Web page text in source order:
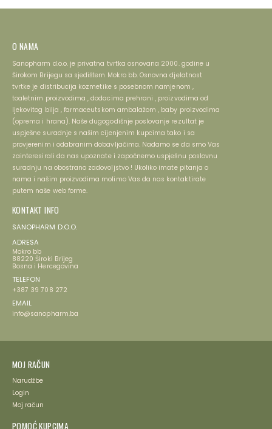
O NAMA
Sanopharm d.o.o. je privatna tvrtka osnovana 2000. godine u
Širokom Brijegu sa sjedištem Mokro bb. Osnovna djelatnost
tvrtke je distribucija kozmetike s posebnom namjenom ,
toaletnim proizvodima , dodacima prehrani , proizvodima od
ljekovitog bilja , farmaceutskom ambalažom , baby proizvodima
(oprema i hrana). Naše dugogodišnje poslovanje rezultat je
uspješne suradnje s našim cijenjenim kupcima tako i sa
provjerenim i odabranim dobavljačima. Nadamo se da smo Vas
zainteresirali da nas upoznate i započnemo uspješnu poslovnu
suradnju na obostrano zadovoljstvo ! Ukoliko imate pitanja o
nama i našim proizvodima molimo Vas da nas kontaktirate
putem naše web forme.
KONTAKT INFO
SANOPHARM D.O.O.
ADRESA
Mokro bb
88220 Široki Brijeg
Bosna i Hercegovina
TELEFON
+387 39 708 272
EMAIL
info@sanopharm.ba
MOJ RAČUN
Narudžbe
Login
Moj račun
POMOĆ KUPCIMA